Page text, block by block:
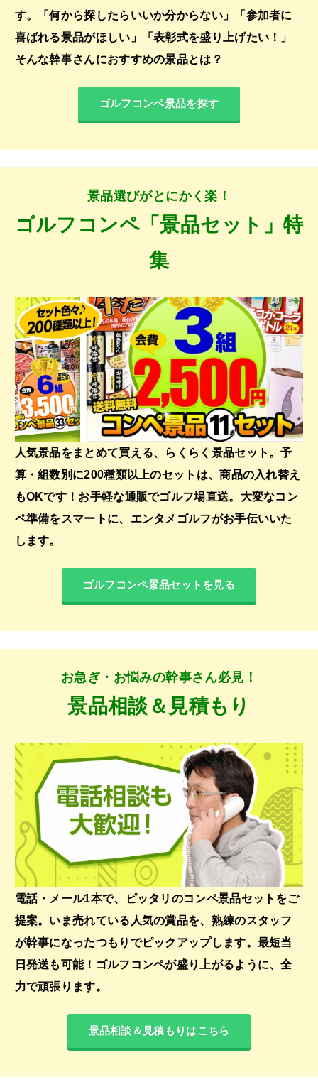
す。「何から探したらいいか分からない」「参加者に
喜ばれる景品がほしい」「表彰式を盛り上げたい！」
そんな幹事さんにおすすめの景品とは？
ゴルフコンペ景品を探す
景品選びがとにかく楽！
ゴルフコンペ「景品セット」特
集
人気景品をまとめて買える、らくらく景品セット。予
算・組数別に200種類以上のセットは、商品の入れ替え
もOKです！お手軽な通販でゴルフ場直送。大変なコン
ペ準備をスマートに、エンタメゴルフがお手伝いいた
します。
ゴルフコンペ景品セットを見る
お急ぎ・お悩みの幹事さん必見！
景品相談＆見積もり
電話・メール1本で、ピッタリのコンペ景品セットをご
提案。いま売れている人気の賞品を、熟練のスタッフ
が幹事になったつもりでピックアップします。最短当
日発送も可能！ゴルフコンペが盛り上がるように、全
力で頑張ります。
景品相談＆見積もりはこちら